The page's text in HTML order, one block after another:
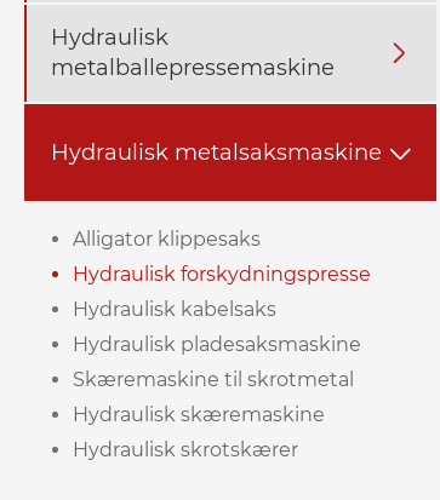
Hydraulisk
metalballepressemaskine

Hydraulisk metalsaksmaskine 
Alligator klippesaks
Hydraulisk forskydningspresse
Hydraulisk kabelsaks
Hydraulisk pladesaksmaskine
Skæremaskine til skrotmetal
Hydraulisk skæremaskine
Hydraulisk skrotskærer